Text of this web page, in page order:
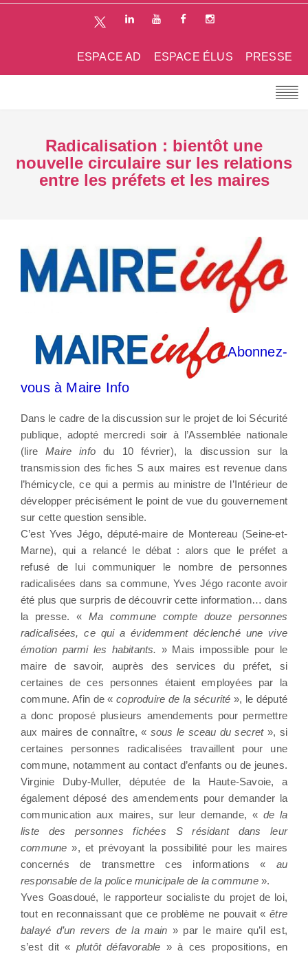
PRESSE
ESPACE ÉLUS
ESPACE AD
Radicalisation : bientôt une
nouvelle circulaire sur les relations
entre les préfets et les maires
Abonnez-
vous à Maire Info
Dans le cadre de la discussion sur le projet de loi Sécurité
publique, adopté mercredi soir à l’Assemblée nationale
(lireMaire info du 10 février), la discussion sur la
transmission des fiches S aux maires est revenue dans
l’hémicycle, ce qui a permis au ministre de l’Intérieur de
développer précisément le point de vue du gouvernement
sur cette question sensible.
C’est Yves Jégo, député-maire de Montereau (Seine-et-
Marne), qui a relancé le débat : alors que le préfet a
refusé de lui communiquer le nombre de personnes
radicalisées dans sa commune, Yves Jégo raconte avoir
été plus que surpris de découvrir cette information… dans
la presse. « Ma commune compte douze personnes
radicalisées, ce qui a évidemment déclenché une vive
émotion parmi les habitants. » Mais impossible pour le
maire de savoir, auprès des services du préfet, si
certaines de ces personnes étaient employées par la
commune. Afin de « coproduire de la sécurité », le député
a donc proposé plusieurs amendements pour permettre
aux maires de connaître, « sous le sceau du secret», si
certaines personnes radicalisées travaillent pour une
commune, notamment au contact d’enfants ou de jeunes.
Virginie Duby-Muller, députée de la Haute-Savoie, a
également déposé des amendements pour demander la
communication aux maires, sur leur demande, « de la
liste des personnes fichées S résidant dans leur
commune», et prévoyant la possibilité pour les maires
concernés de transmettre ces informations « au
responsable de la police municipale de la commune».
Yves Goasdoué, le rapporteur socialiste du projet de loi,
tout en reconnaissant que ce problème ne pouvait « être
balayé d’un revers de la main » par le maire qu’il est,
s’est dit « plutôt défavorable » à ces propositions, en